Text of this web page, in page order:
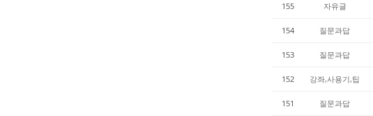
155 자유글
154 질문과답
153 질문과답
152 강좌,사용기,팁
151 질문과답